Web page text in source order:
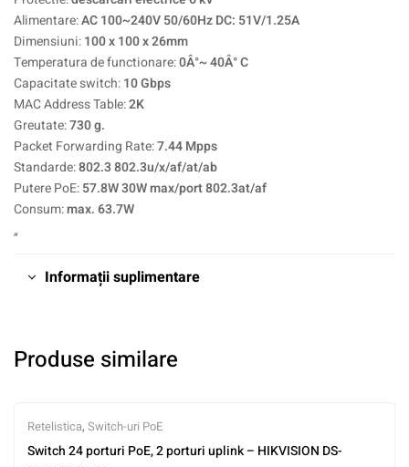
Alimentare:AC 100~240V 50/60Hz DC: 51V/1.25A
Dimensiuni:100 x 100 x 26mm
Temperatura de functionare:0Â°~ 40Â° C
Capacitate switch:10 Gbps
MAC Address Table:2K
Greutate:730 g.
Packet Forwarding Rate:7.44 Mpps
Standarde:802.3 802.3u/x/af/at/ab
Putere PoE:57.8W 30W max/port 802.3at/af
Consum:max. 63.7W
„
Informații suplimentare
Produse similare
Retelistica, Switch-uri PoE
Switch 24 porturi PoE, 2 porturi uplink – HIKVISION DS-